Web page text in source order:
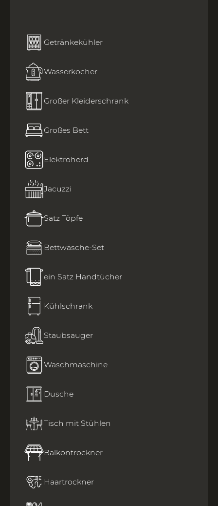
Getränkekühler
Wasserkocher
Großer Kleiderschrank
Großes Bett
Elektroherd
Jacuzzi
Satz Töpfe
Bettwäsche-Set
ein Satz Handtücher
Kühlschrank
Staubsauger
Waschmaschine
Dusche
Tisch mit Stühlen
Balkontrockner
Haartrockner